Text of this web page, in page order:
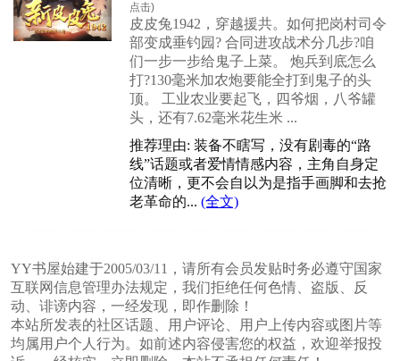
点击)
皮皮兔1942，穿越援共。如何把岗村司令
部变成垂钓园? 合同进攻战术分几步?咱
们一步一步给鬼子上菜。 炮兵到底怎么
打?130毫米加农炮要能全打到鬼子的头
顶。 工业农业要起飞，四爷烟，八爷罐
头，还有7.62毫米花生米 ...
推荐理由: 装备不瞎写，没有剧毒的“路
线”话题或者爱情情感内容，主角自身定
位清晰，更不会自以为是指手画脚和去抢
老革命的... (全文)
YY书屋始建于2005/03/11，请所有会员发贴时务必遵守国家
互联网信息管理办法规定，我们拒绝任何色情、盗版、反
动、诽谤内容，一经发现，即作删除！
本站所发表的社区话题、用户评论、用户上传内容或图片等
均属用户个人行为。如前述内容侵害您的权益，欢迎举报投